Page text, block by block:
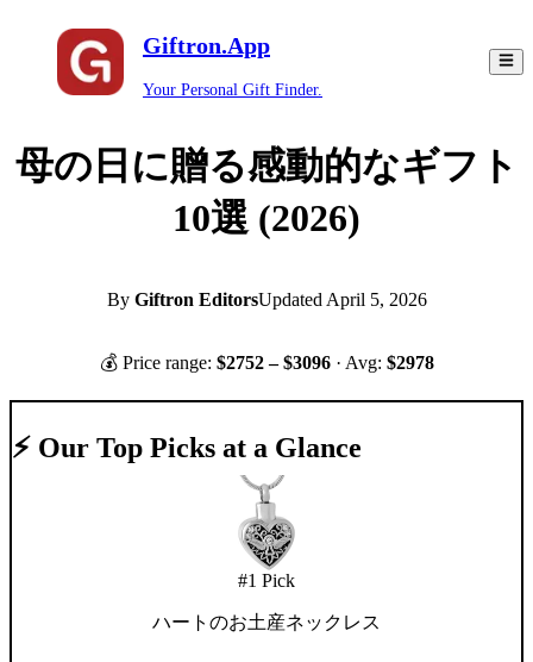
Giftron.App
Your Personal Gift Finder.
母の日に贈る感動的なギフト
10選 (2026)
By Giftron EditorsUpdated April 5, 2026
💰 Price range: $2752– $3096 · Avg: $2978
⚡ Our Top Picks at a Glance
#1 Pick
ハートのお土産ネックレス